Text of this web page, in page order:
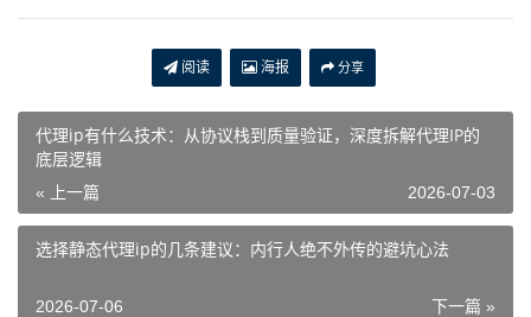
阅读 海报 分享
代理ip有什么技术：从协议栈到质量验证，深度拆解代理IP的
底层逻辑
« 上一篇 2026-07-03
选择静态代理ip的几条建议：内行人绝不外传的避坑心法
下一篇 »
2026-07-06